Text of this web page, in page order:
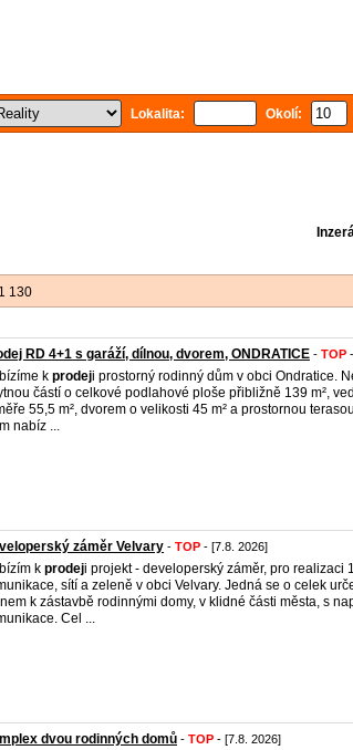
Lokalita: Okolí:
130
RD 4+1 s garáží, dílnou, dvorem, ONDRATICE - TOP
k prodeji prostorný rodinný dům v obci Ondratice.
částí o celkové podlahové ploše přibližně 139 m²,
55,5 m², dvorem o velikosti 45 m² a prostornou
nabíz ...
záměr Velvary - TOP - [7.8. 2026]
k prodeji projekt - developerský záměr, pro realizaci
sítí a zeleně v obci Velvary. Jedná se o celek
k zástavbě rodinnými domy, v klidné části města, s
Cel ...
dvou rodinných domů - TOP - [7.8. 2026]